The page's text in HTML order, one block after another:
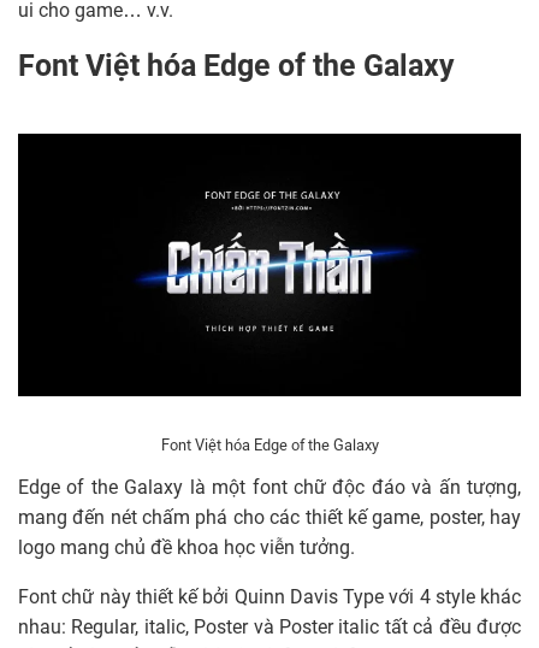
ui cho game… v.v.
Font Việt hóa Edge of the Galaxy
Font Việt hóa Edge of the Galaxy
Edge of the Galaxy là một font chữ độc đáo và ấn tượng,
mang đến nét chấm phá cho các thiết kế game, poster, hay
logo mang chủ đề khoa học viễn tưởng.
Font chữ này thiết kế bởi Quinn Davis Type với 4 style khác
nhau: Regular, italic, Poster và Poster italic tất cả đều được